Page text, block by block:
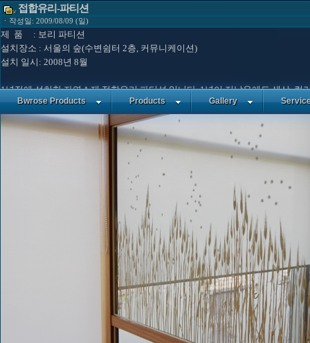
Bwrose Products Products Gallery
접합유리-파티션
ㆍ작성일: 2009/08/09 (일)
제 품 : 보리 파티션
설치장소 : 서울의 숲(수변쉼터 2층, 커뮤니케이션)
설치 일시: 2008년 8월
1년전에 설치한 자연소재 접합유리 파티션 입니다. 1년이 지났음에도 색상, 컬